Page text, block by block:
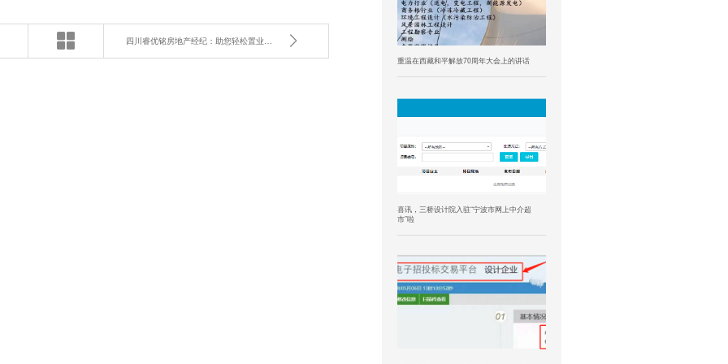
四川睿优铭房地产经纪：助您轻松置业，告别房产烦恼
重温在西藏和平解放70周年大会上的讲话
喜讯，三桥设计院入驻“宁波市网上中介超
市”啦